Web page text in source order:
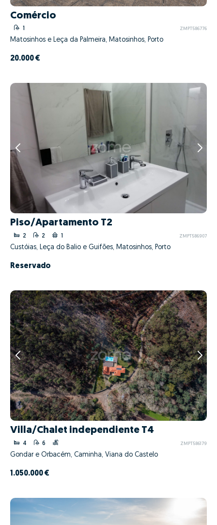
Comércio
1 ZMPT586776
Matosinhos e Leça da Palmeira, Matosinhos, Porto
20.000 €
Piso/Apartamento T2
2 2 1 ZMPT586907
Custóias, Leça do Balio e Guifões, Matosinhos, Porto
Reservado
Villa/Chalet independiente T4
4 6 ZMPT586179
Gondar e Orbacém, Caminha, Viana do Castelo
1.050.000 €